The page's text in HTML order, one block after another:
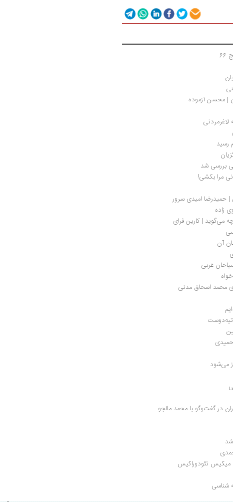
| محسن آزموده
رسید
بررسی شد
حمیدرضا امیدی سرور
زاده
می‌گوید | کارین فرای
آن
غربی
محمد اسحاق مدنی
می‌شود
در گفت‌وگو با محمد مالجو
میکیس تئودوراکیس
شناسی